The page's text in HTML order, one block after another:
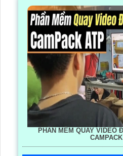
PHẦN MỀM QUAY VIDEO